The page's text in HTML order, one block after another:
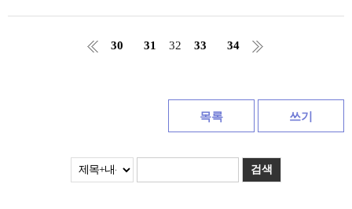
30 31 32 33 34
목록 쓰기
검색